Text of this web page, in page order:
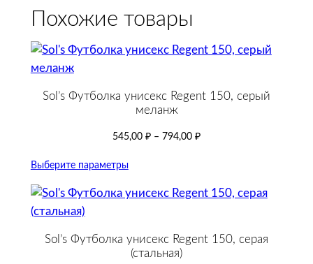
л
м
Похожие товары
Sol’s Футболка унисекс Regent 150, серый
меланж
545,00 ₽ – 794,00 ₽
Выберите параметры
Sol’s Футболка унисекс Regent 150, серая
(стальная)